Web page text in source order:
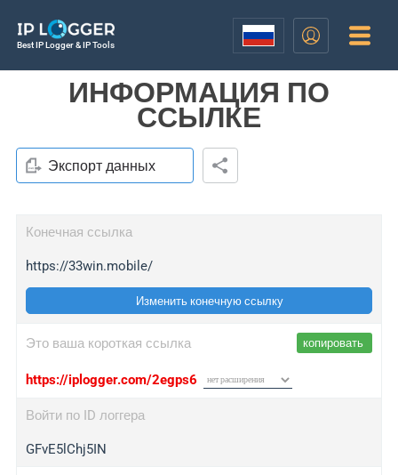
Best IP Logger & IP Tools
ИНФОРМАЦИЯ ПО
ССЫЛКЕ
Экспорт данных
Конечная ссылка
https://33win.mobile/
Изменить конечную ссылку
Это ваша короткая ссылка копировать
https://iplogger.com/2egps6
Войти по ID логгера
GFvE5lChj5IN